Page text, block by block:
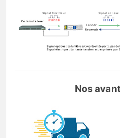
Nos